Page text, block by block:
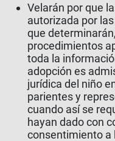
Velarán por que
autorizada por
que
procedimientos
toda la
adopción es
jurídica del niño
parientes y
cuando así se
hayan dado con
consentimiento a